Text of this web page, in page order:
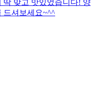
딱 맞고 맛있었습니다! 양
드셔보세요~^^